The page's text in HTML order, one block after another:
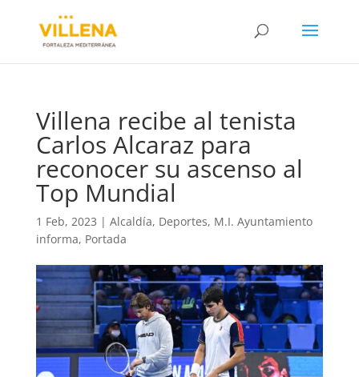
Villena recibe al tenista
Carlos Alcaraz para
reconocer su ascenso al
Top Mundial
1 Feb, 2023 | Alcaldía, Deportes, M.I. Ayuntamiento
informa, Portada